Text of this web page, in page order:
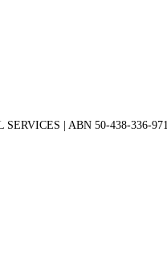
| ABN 50-438-336-971